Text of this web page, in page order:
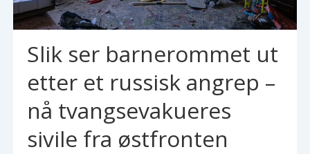
Slik ser barnerommet ut
etter et russisk angrep –
nå tvangsevakueres
sivile fra østfronten